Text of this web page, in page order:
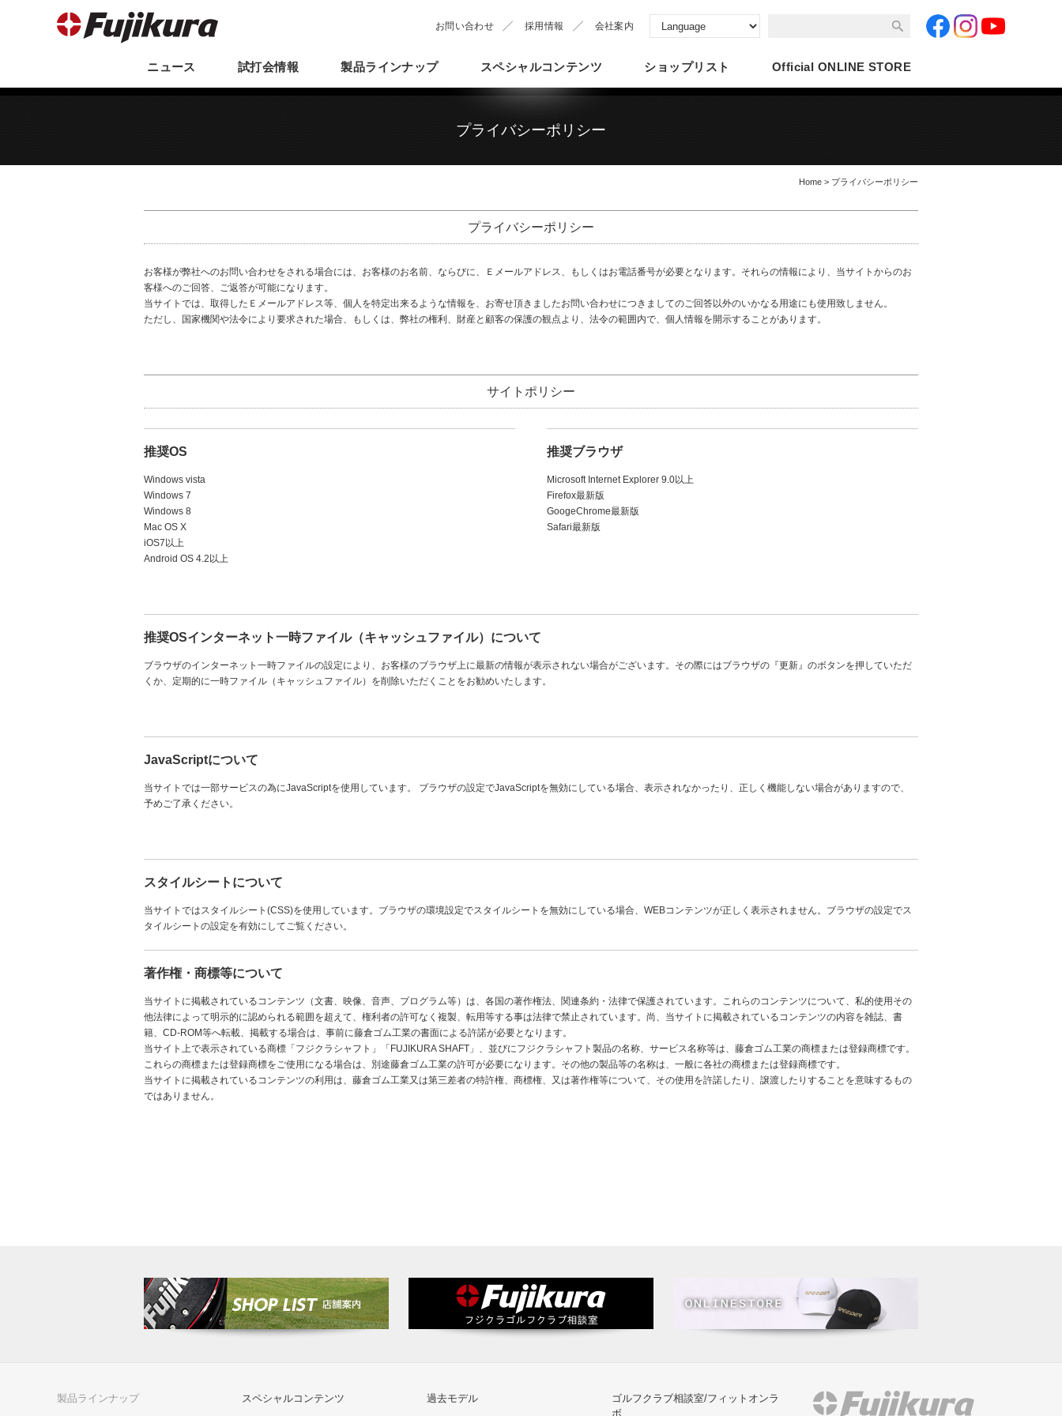
ニュース 試打会情報 製品ラインナップ スペシャルコンテンツ ショップリスト Official ONLINE STORE
お問い合わせ 採用情報 会社案内
プライバシーポリシー
Home > プライバシーポリシー
プライバシーポリシー
お客様が弊社へのお問い合わせをされる場合には、お客様のお名前、ならびに、Ｅメールアドレス、もしくはお電話番号が必要となります。それらの情報により、当サイトからのお
客様へのご回答、ご返答が可能になります。
当サイトでは、取得したＥメールアドレス等、個人を特定出来るような情報を、お寄せ頂きましたお問い合わせにつきましてのご回答以外のいかなる用途にも使用致しません。
ただし、国家機関や法令により要求された場合、もしくは、弊社の権利、財産と顧客の保護の観点より、法令の範囲内で、個人情報を開示することがあります。
サイトポリシー
推奨OS
Windows vista
Windows 7
Windows 8
Mac OS X
iOS7以上
Android OS 4.2以上
推奨ブラウザ
Microsoft Internet Explorer 9.0以上
Firefox最新版
GoogeChrome最新版
Safari最新版
推奨OSインターネット一時ファイル（キャッシュファイル）について
ブラウザのインターネット一時ファイルの設定により、お客様のブラウザ上に最新の情報が表示されない場合がございます。その際にはブラウザの『更新』のボタンを押していただ
くか、定期的に一時ファイル（キャッシュファイル）を削除いただくことをお勧めいたします。
JavaScriptについて
当サイトでは一部サービスの為にJavaScriptを使用しています。 ブラウザの設定でJavaScriptを無効にしている場合、表示されなかったり、正しく機能しない場合がありますので、
予めご了承ください。
スタイルシートについて
当サイトではスタイルシート(CSS)を使用しています。ブラウザの環境設定でスタイルシートを無効にしている場合、WEBコンテンツが正しく表示されません。ブラウザの設定でス
タイルシートの設定を有効にしてご覧ください。
著作権・商標等について
当サイトに掲載されているコンテンツ（文書、映像、音声、プログラム等）は、各国の著作権法、関連条約・法律で保護されています。これらのコンテンツについて、私的使用その
他法律によって明示的に認められる範囲を超えて、権利者の許可なく複製、転用等する事は法律で禁止されています。尚、当サイトに掲載されているコンテンツの内容を雑誌、書
籍、CD-ROM等へ転載、掲載する場合は、事前に藤倉ゴム工業の書面による許諾が必要となります。
当サイト上で表示されている商標「フジクラシャフト」「FUJIKURA SHAFT」、並びにフジクラシャフト製品の名称、サービス名称等は、藤倉ゴム工業の商標または登録商標です。
これらの商標または登録商標をご使用になる場合は、別途藤倉ゴム工業の許可が必要になります。その他の製品等の名称は、一般に各社の商標または登録商標です。
当サイトに掲載されているコンテンツの利用は、藤倉ゴム工業又は第三差者の特許権、商標権、又は著作権等について、その使用を許諾したり、譲渡したりすることを意味するもの
ではありません。
製品ラインナップ
スペシャルコンテンツ
過去モデル
ゴルフクラブ相談室/フィットオンラ
ボ